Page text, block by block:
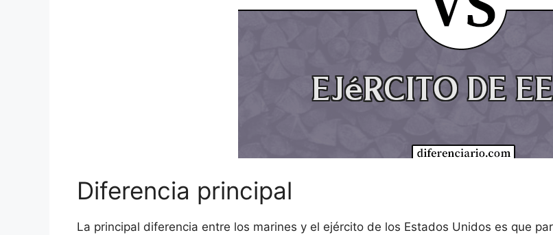
Diferencia principal
La principal diferencia entre los marines y el ejército de los Estados Unidos es que